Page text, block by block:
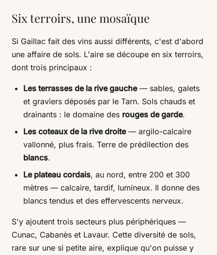
Six terroirs, une mosaïque
Si Gaillac fait des vins aussi différents, c'est d'abord
une affaire de sols. L'aire se découpe en six terroirs,
dont trois principaux :
Les terrasses de la rive gauche— sables, galets
et graviers déposés par le Tarn. Sols chauds et
drainants : le domaine des rouges de garde.
Les coteaux de la rive droite— argilo-calcaire
vallonné, plus frais. Terre de prédilection des
blancs.
Le plateau cordais, au nord, entre 200 et 300
mètres — calcaire, tardif, lumineux. Il donne des
blancs tendus et des effervescents nerveux.
S'y ajoutent trois secteurs plus périphériques —
Cunac, Cabanès et Lavaur. Cette diversité de sols,
rare sur une si petite aire, explique qu'on puisse y